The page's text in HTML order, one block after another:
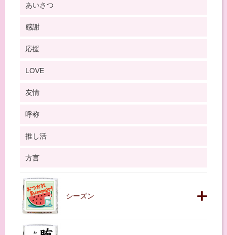
あいさつ
感謝
応援
LOVE
友情
呼称
推し活
方言
シーズン